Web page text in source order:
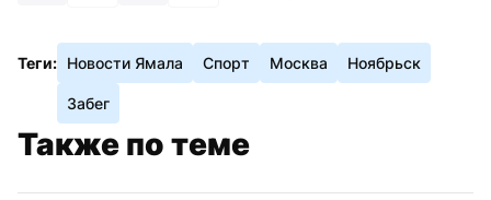
Теги: Новости Ямала Спорт Москва Ноябрьск
Забег
Также по теме